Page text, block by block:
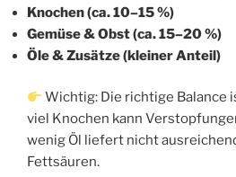
Knochen (ca. 10–15 %)
Gemüse & Obst (ca. 15–20 %)
Öle & Zusätze (kleiner Anteil)
Wichtig: Die richtige Balance
viel Knochen kann
wenig Öl liefert nicht
Fettsäuren.